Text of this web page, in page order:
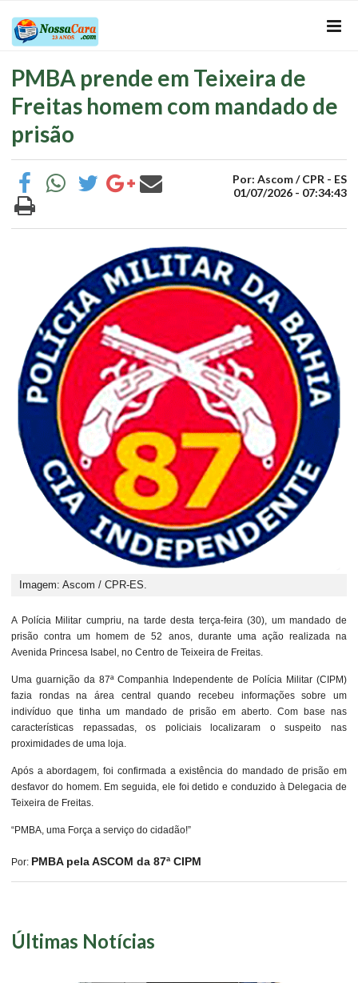
PMBA prende em Teixeira de
Freitas homem com mandado de
prisão
Por: Ascom / CPR - ES
01/07/2026 - 07:34:43
Imagem: Ascom / CPR-ES.
A Polícia Militar cumpriu, na tarde desta terça-feira (30), um mandado de
prisão contra um homem de 52 anos, durante uma ação realizada na
Avenida Princesa Isabel, no Centro de Teixeira de Freitas.
Uma guarnição da 87ª Companhia Independente de Polícia Militar (CIPM)
fazia rondas na área central quando recebeu informações sobre um
indivíduo que tinha um mandado de prisão em aberto. Com base nas
características repassadas, os policiais localizaram o suspeito nas
proximidades de uma loja.
Após a abordagem, foi confirmada a existência do mandado de prisão em
desfavor do homem. Em seguida, ele foi detido e conduzido à Delegacia de
Teixeira de Freitas.
“PMBA, uma Força a serviço do cidadão!”
Por: PMBA pela ASCOM da 87ª CIPM
Últimas Notícias